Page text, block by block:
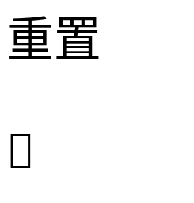
重置
